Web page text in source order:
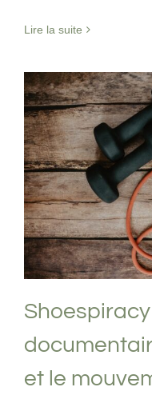
Lire la suite
Shoespiracy :
barefoot et
Shoespiracy
et le